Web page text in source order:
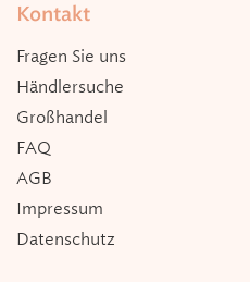
Kontakt
Fragen Sie uns
Händlersuche
Großhandel
FAQ
AGB
Impressum
Datenschutz